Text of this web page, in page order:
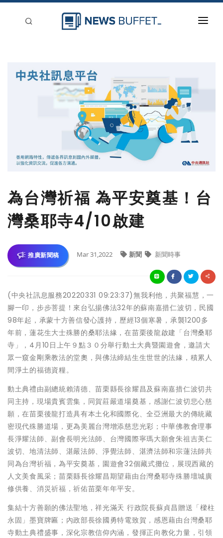
為台灣祈福 為平安奠基！台
灣桑耶寺4/10啟建
推廣新聞稿 Mar 31,2022 新聞 新聞時事
(中央社訊息服務20220331 09:23:37)無我利他，共聚福慧，一
腳一印，步步菩提！來台弘揚佛法32年的蘇南嘉措仁波切，民國
98年起，承蒙十方善信發心護持，歷經13個寒暑，承襲1200多
年前，蓮花生大士殊勝的桑耶法緣，在苗栗後龍啟建「台灣桑耶
寺」，4月10日上午９點３０分舉行動土大典暨園遊會，邀請大
眾一窺金剛乘教法的堂奧，與佛法締結生生世世的法緣，積累人
間淨土的福德資糧。
動土典禮由副總統賴清德、苗栗縣長徐耀昌及蘇南嘉措仁波切共
同主持，現場貴賓雲集，同賀莊嚴道場奠基，感謝仁波切悲心慈
願，在苗栗後龍打造具有本土化和國際化、全亞洲最大的傳統藏
密現代殊勝道場，更為美麗台灣增添慈悲光彩；中華佛教會理事
長淨耀法師、副會長明光法師、台灣國際寧瑪大願會朱祖吉美仁
波切、地清法師、湛嚴法師、淨覺法師、湛濟法師和宗蓮法師共
同為台灣祈福，為平安奠基，園遊會32個藏式攤位，展現西藏的
人文美食風采；苗栗縣長徐耀昌期望藉由台灣桑耶寺殊勝壇城廣
修供養、消災祈福，祈佑苗栗年年平安。
集結十方善願的佛法聖地，祥光滿天 行政院長蘇貞昌贈送「樑柱
永固」墨寶牌匾；內政部長徐國勇特電致賀，感恩藉由台灣桑耶
寺動土典禮盛事，深化宗教信仰內涵，發揮正向教化力量，引領